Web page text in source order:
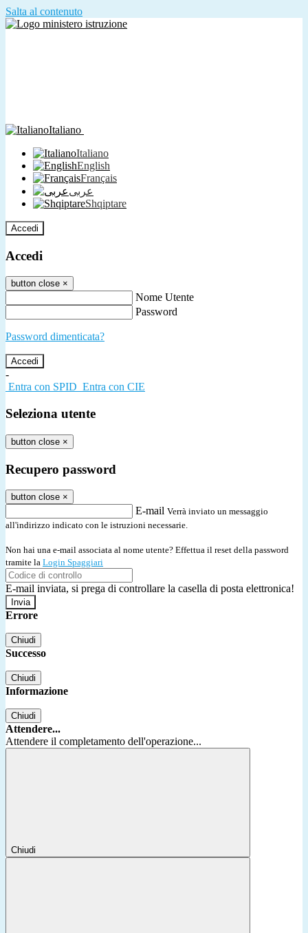
Salta al contenuto
Italiano
Italiano
English
Français
عربى
Shqiptare
Accedi
Accedi
button close ×
Nome Utente
Password
Password dimenticata?
-
Entra con SPID Entra con CIE
Seleziona utente
button close ×
Recupero password
button close ×
E-mail Verrà inviato un messaggio
all'indirizzo indicato con le istruzioni necessarie.
Non hai una e-mail associata al nome utente? Effettua il reset della password
tramite la Login Spaggiari
E-mail inviata, si prega di controllare la casella di posta elettronica!
Errore
Chiudi
Successo
Chiudi
Informazione
Chiudi
Attendere...
Attendere il completamento dell'operazione...
Chiudi